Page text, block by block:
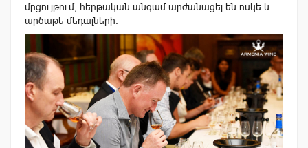
մրցույթում, հերթական անգամ արժանացել են ոսկե և
արծաթե մեդալների: